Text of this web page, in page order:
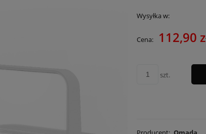
Wysyłka w:
Cena: 112,90
szt.